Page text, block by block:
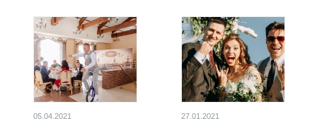
05.04.2021 27.01.2021